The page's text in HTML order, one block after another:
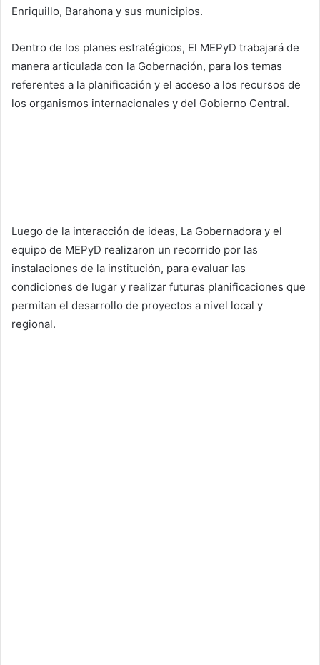
Enriquillo, Barahona y sus municipios.
Dentro de los planes estratégicos, El MEPyD trabajará de
manera articulada con la Gobernación, para los temas
referentes a la planificación y el acceso a los recursos de
los organismos internacionales y del Gobierno Central.
Luego de la interacción de ideas, La Gobernadora y el
equipo de MEPyD realizaron un recorrido por las
instalaciones de la institución, para evaluar las
condiciones de lugar y realizar futuras planificaciones que
permitan el desarrollo de proyectos a nivel local y
regional.